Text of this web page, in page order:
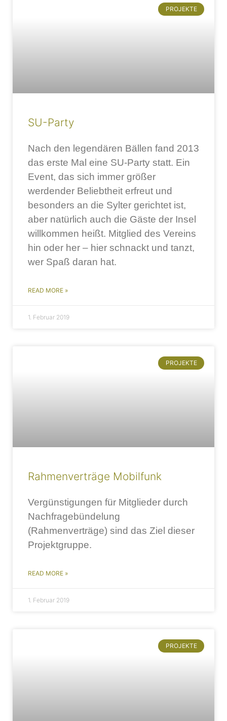
PROJEKTE
SU-Party
Nach den legendären Bällen fand 2013
das erste Mal eine SU-Party statt. Ein
Event, das sich immer größer
werdender Beliebtheit erfreut und
besonders an die Sylter gerichtet ist,
aber natürlich auch die Gäste der Insel
willkommen heißt. Mitglied des Vereins
hin oder her – hier schnackt und tanzt,
wer Spaß daran hat.
READ MORE »
1. Februar 2019
PROJEKTE
Rahmenverträge Mobilfunk
Vergünstigungen für Mitglieder durch
Nachfragebündelung
(Rahmenverträge) sind das Ziel dieser
Projektgruppe.
READ MORE »
1. Februar 2019
PROJEKTE